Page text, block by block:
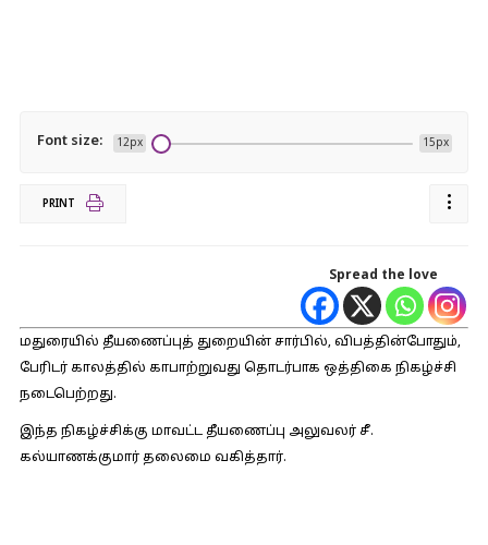
Font size: 12px 15px
PRINT
Spread the love
மதுரையில் தீயணைப்புத் துறையின் சார்பில், விபத்தின்போதும்,
பேரிடர் காலத்தில் காபாற்றுவது தொடர்பாக ஒத்திகை நிகழ்ச்சி
நடைபெற்றது.
இந்த நிகழ்ச்சிக்கு மாவட்ட தீயணைப்பு அலுவலர் சீ.
கல்யாணக்குமார் தலைமை வகித்தார்.